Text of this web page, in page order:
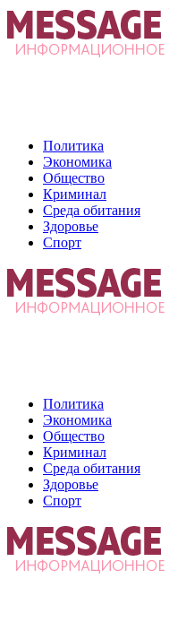
Политика
Экономика
Общество
Криминал
Среда обитания
Здоровье
Спорт
Политика
Экономика
Общество
Криминал
Среда обитания
Здоровье
Спорт